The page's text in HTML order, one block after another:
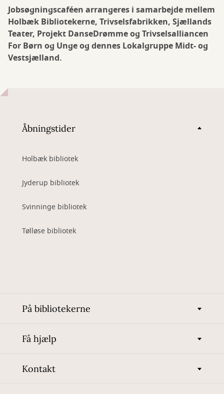
Jobsøgningscaféen arrangeres i samarbejde mellem
Holbæk Bibliotekerne, Trivselsfabrikken, Sjællands
Teater, Projekt DanseDrømme og Trivselsalliancen
For Børn og Unge og dennes Lokalgruppe Midt- og
Vestsjælland.
Åbningstider
Holbæk bibliotek
Jyderup bibliotek
Svinninge bibliotek
Tølløse bibliotek
På bibliotekerne
Få hjælp
Kontakt